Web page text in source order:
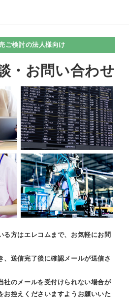
ご検討の法人様向け
・お問い合わせ
る方はエレコムまで、お気軽にお問
、送信完了後に確認メールが送信さ
社のメールを受付けられない場合が
お控えくださいますようお願いいた